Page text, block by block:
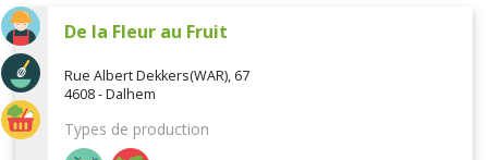
De la Fleur au Fruit
Rue Albert Dekkers(WAR), 67
4608 - Dalhem
Types de production